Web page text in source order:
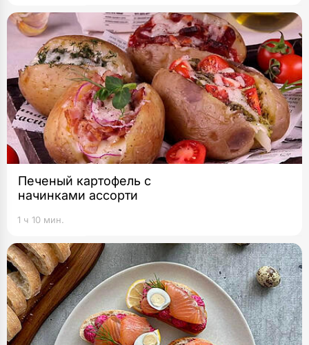
Печеный картофель с
начинками ассорти
1 ч 10 мин.